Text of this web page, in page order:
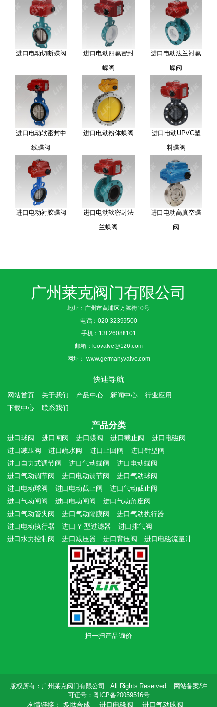
进口电动切断蝶阀
进口电动四氟密封
蝶阀
进口电动法兰衬氟
蝶阀
进口电动软密封中
线蝶阀
进口电动粉体蝶阀
进口电动UPVC塑
料蝶阀
进口电动衬胶蝶阀
进口电动软密封法
兰蝶阀
进口电动高真空蝶
阀
广州莱克阀门有限公司
地址：广州市黄埔区万腾街10号
电话： 020-32399500
手机： 13826088101
邮箱： leovalve@126.com
网址： www.germanyvalve.com
快速导航
网站首页 关于我们 产品中心 新闻中心
行业应用
下载中心
联系我们
产品分类
进口球阀 进口闸阀 进口蝶阀 进口截止阀
进口电磁阀
进口减压阀
进口疏水阀 进口止回阀
进口针型阀
进口自力式调节阀
进口气动蝶阀
进口电动蝶阀
进口气动调节阀
进口电动调节阀
进口气动球阀
进口电动球阀
进口电动截止阀
进口气动截止阀
进口气动闸阀
进口电动闸阀
进口气动角座阀
进口气动管夹阀
进口气动隔膜阀
进口气动执行器
进口电动执行器
进口 Y 型过滤器
进口排气阀
进口水力控制阀
进口减压器 进口背压阀 进口电磁流量计
扫一扫产品询价
版权所有：广州莱克阀门有限公司 All Rights Reserved. 网站备案/许
可证号：粤ICP备20059516号
友情链接： 多肽合成 进口电磁阀 进口气动球阀